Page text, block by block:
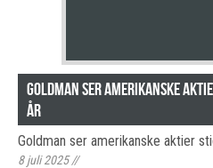
Goldman ser amerikanske
år
Goldman ser amerikanske aktier
8 juli 2025//